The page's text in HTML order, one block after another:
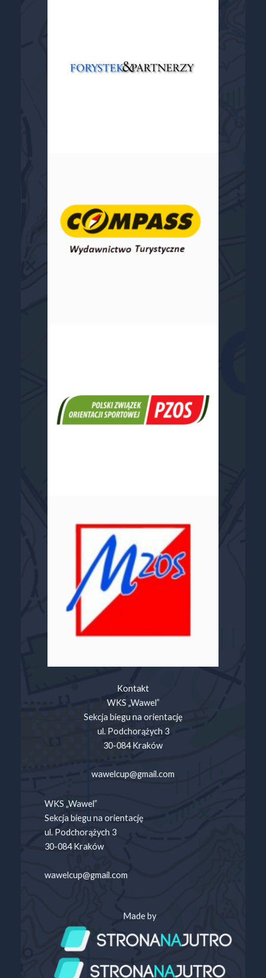
Kontakt
WKS „Wawel”
Sekcja biegu na orientację
ul. Podchorążych 3
30-084 Kraków
wawelcup@gmail.com
WKS „Wawel”
Sekcja biegu na orientację
ul. Podchorążych 3
30-084 Kraków
wawelcup@gmail.com
Made by